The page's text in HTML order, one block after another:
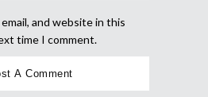
email, and website in this
time I comment.